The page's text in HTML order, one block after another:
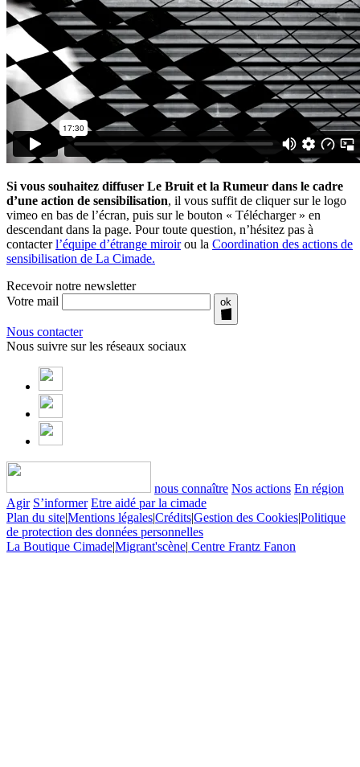
Si vous souhaitez diffuser Le Bruit et la Rumeur dans le cadre
d’une action de sensibilisation, il vous suffit de cliquer sur le logo
vimeo en bas de l’écran, puis sur le bouton « Télécharger » en
descendant dans la page. Pour toute question, n’hésitez pas à
contacterl’équipe d’étrange miroirou la Coordination des actions de
sensibilisation de La Cimade.
Recevoir notre newsletter
Votre mail
ok
Nous contacter
Nous suivre sur les réseaux sociaux
nous connaître Nos actions En région
Agir S’informer Etre aidé par la cimade
Plan du site|Mentions légales|Crédits|Gestion des Cookies|Politique
de protection des données personnelles
La Boutique Cimade|Migrant'scène| Centre Frantz Fanon